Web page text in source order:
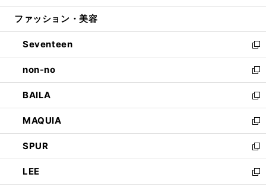
開
ウ
開
く
ン
ウ
で
開
く
ウ
ン
ド
ウ
で
開
く
ファッション・美容
Seventeen
新
し
い
ウ
ィ
ン
ド
ウ
で
開
く
non-no
新
し
い
ウ
ィ
ン
ド
ウ
で
開
BAILA
新
し
い
ウ
ィ
ン
ド
ウ
MAQUIA
新
し
い
ウ
ィ
SPUR
新
し
い
LEE
新